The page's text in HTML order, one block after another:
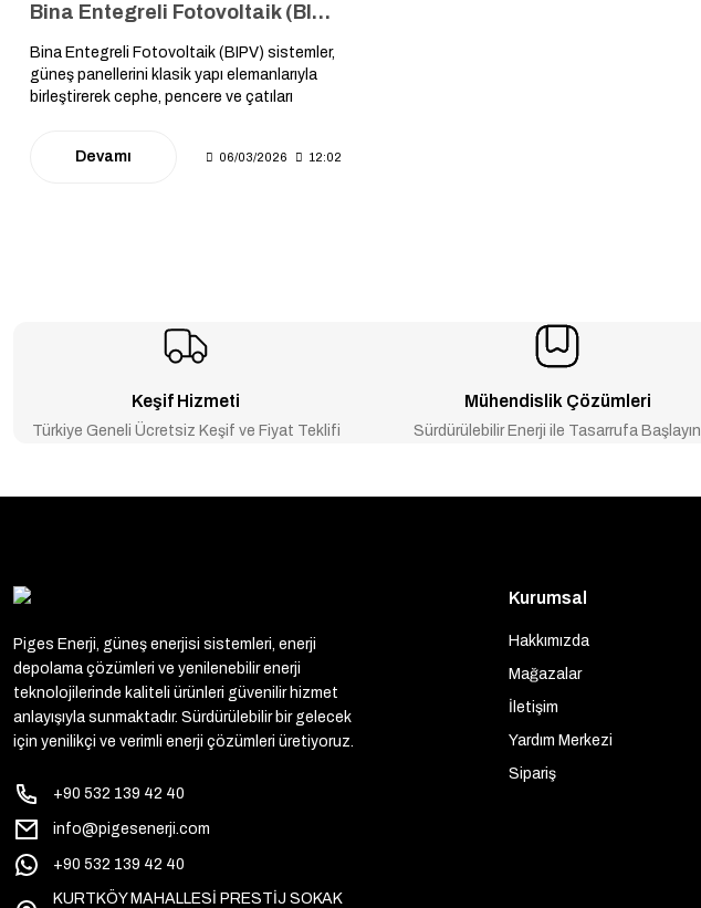
Bina Entegreli Fotovoltaik (BIPV) Rehberi: Dış Cepheyi ve Camları Aktif Birer Enerji Santraline Dönüştürme Yolları
Bina Entegreli Fotovoltaik (BIPV) sistemler,
güneş panellerini klasik yapı elemanlarıyla
birleştirerek cephe, pencere ve çatıları
mimari çözümüdür.
Devamı 06/03/2026 12:02
Keşif Hizmeti
Türkiye Geneli Ücretsiz Keşif ve Fiyat Teklifi
Mühendislik Çözümleri
Sürdürülebilir Enerji ile Tasarrufa Başlayın
Piges Enerji, güneş enerjisi sistemleri, enerji
depolama çözümleri ve yenilenebilir enerji
teknolojilerinde kaliteli ürünleri güvenilir hizmet
anlayışıyla sunmaktadır. Sürdürülebilir bir gelecek
için yenilikçi ve verimli enerji çözümleri üretiyoruz.
+90 532 139 42 40
info@pigesenerji.com
+90 532 139 42 40
KURTKÖY MAHALLESİ PRESTİJ SOKAK
Kurumsal
Hakkımızda
Mağazalar
İletişim
Yardım Merkezi
Sipariş